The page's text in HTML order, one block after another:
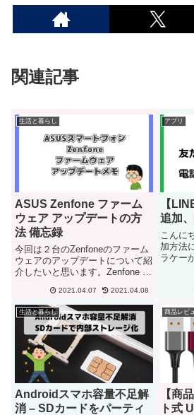
関連記事
生活と暮らし
ASUS Zenfone ファーム
ウェア アップデートの方
法 備忘録
今回は２台のZenfoneのファーム
ウェアのアップデートについて紹
介したいと思います。Zenfone 3
Selfie（ZD551KL）の2台のファ
ームウェアをアップデートしまし
た。更新したのは２０...
2021.04.07 2021.04.08
アプリ
【
追加
こんに
加方法
ラケー
よね。
電話番
って、
生活と暮らし
Androidスマホ容量不足解
消 – SDカードをパーティ
商品レビ
【商
ト式